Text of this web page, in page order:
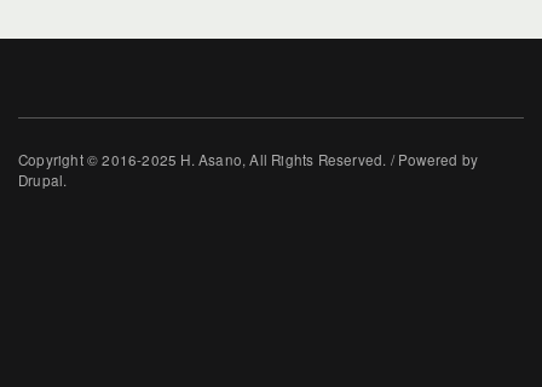
Copyright © 2016-2025 H. Asano, All Rights Reserved. / Powered by
Drupal.